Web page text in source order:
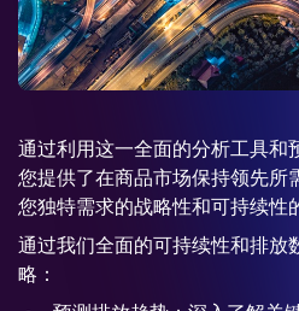
通过利用这一全面的分析工具和
您提供了在商品市场保持领先所
您独特需求的战略性和可持续性
通过我们全面的可持续性和排放
略：